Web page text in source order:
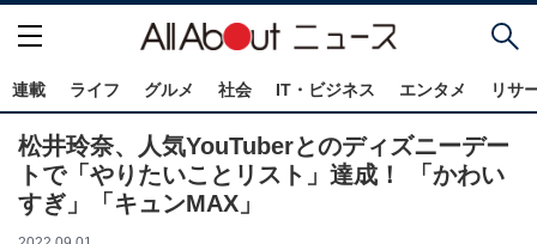
連載 ライフ グルメ 社会 IT・ビジネス エンタメ リサ
松井玲奈、人気YouTuberとのディズニーデー
トで「やりたいことリスト」達成！ 「かわい
すぎ」「キュンMAX」